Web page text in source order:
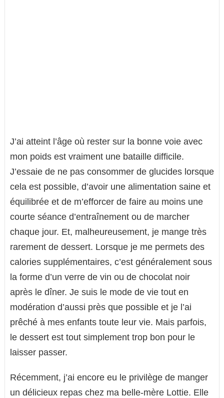
J’ai atteint l’âge où rester sur la bonne voie avec
mon poids est vraiment une bataille difficile.
J’essaie de ne pas consommer de glucides lorsque
cela est possible, d’avoir une alimentation saine et
équilibrée et de m’efforcer de faire au moins une
courte séance d’entraînement ou de marcher
chaque jour. Et, malheureusement, je mange très
rarement de dessert. Lorsque je me permets des
calories supplémentaires, c’est généralement sous
la forme d’un verre de vin ou de chocolat noir
après le dîner. Je suis le mode de vie tout en
modération d’aussi près que possible et je l’ai
prêché à mes enfants toute leur vie. Mais parfois,
le dessert est tout simplement trop bon pour le
laisser passer.
Récemment, j’ai encore eu le privilège de manger
un délicieux repas chez ma belle-mère Lottie. Elle